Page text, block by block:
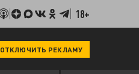
18+
ОТКЛЮЧИТЬ РЕКЛАМУ